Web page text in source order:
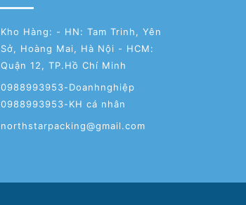
Kho Hàng: - HN: Tam Trinh, Yên
Sở, Hoàng Mai, Hà Nội - HCM:
Quận 12, TP.Hồ Chí Minh
0988993953-Doanhnghiệp
0988993953-KH cá nhân
northstarpacking@gmail.com